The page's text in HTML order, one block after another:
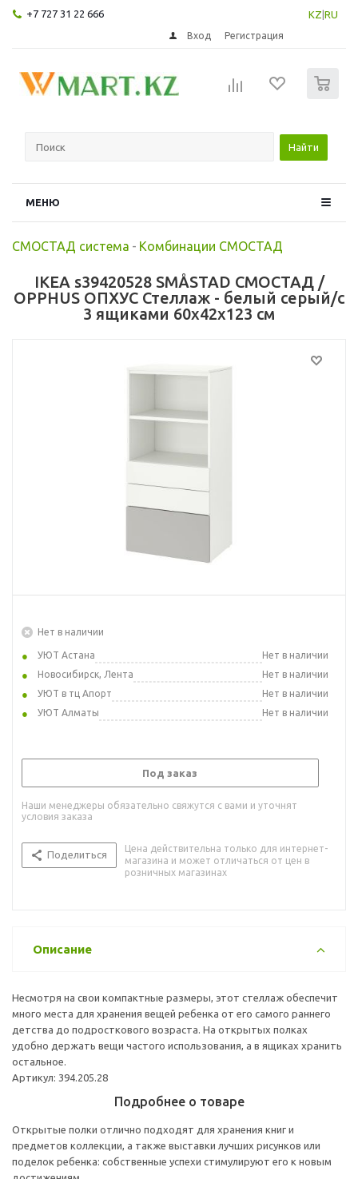
+7 727 31 22 666 KZ RU
Вход Регистрация
Найти
МЕНЮ
СМОСТАД система - Комбинации СМОСТАД
IKEA s39420528 SMÅSTAD СМОСТАД /
OPPHUS ОПХУС Стеллаж - белый серый/с
3 ящиками 60x42x123 см
Нет в наличии
УЮТ Астана
Нет в наличии
Новосибирск, Лента
Нет в наличии
УЮТ в тц Апорт
Нет в наличии
УЮТ Алматы
Нет в наличии
Под заказ
Наши менеджеры обязательно свяжутся с вами и уточнят
условия заказа
Поделиться
Цена действительна только для интернет-
магазина и может отличаться от цен в
розничных магазинах
Описание
Несмотря на свои компактные размеры, этот стеллаж обеспечит
много места для хранения вещей ребенка от его самого раннего
детства до подросткового возраста. На открытых полках
удобно держать вещи частого использования, а в ящиках хранить
остальное.
Артикул: 394.205.28
Подробнее о товаре
Открытые полки отлично подходят для хранения книг и
предметов коллекции, а также выставки лучших рисунков или
поделок ребенка: собственные успехи стимулируют его к новым